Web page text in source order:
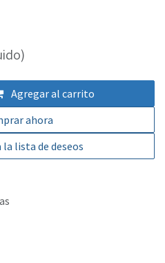
Agregar al carrito
ahora
la lista de deseos